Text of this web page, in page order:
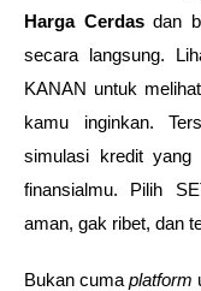
Harga Cerdas dan
secara langsung.
KANAN untuk
kamu inginkan.
simulasi kredit yang
finansialmu. Pilih
aman, gak ribet, dan
Bukan cuma platform